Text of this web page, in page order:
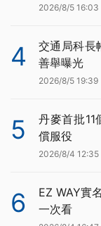
2026/8/5 16:03
4
交通局科長
善舉曝光
2026/8/5 19:39
5
丹麥首批
償服役
2026/8/4 12:35
6
EZ WAY實
一次看